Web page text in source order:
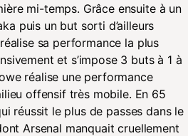
mi-temps. Grâce ensuite à un
puis un but sorti d’ailleurs
sa performance la plus
et s’impose 3 buts à 1 à
réalise une performance
offensif très mobile. En 65
réussit le plus de passes dans le
Arsenal manquait cruellement